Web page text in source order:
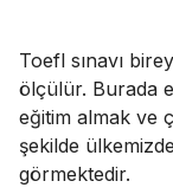
Toefl sınavı
ölçülür. Burada
eğitim almak ve
şekilde
görmektedir.